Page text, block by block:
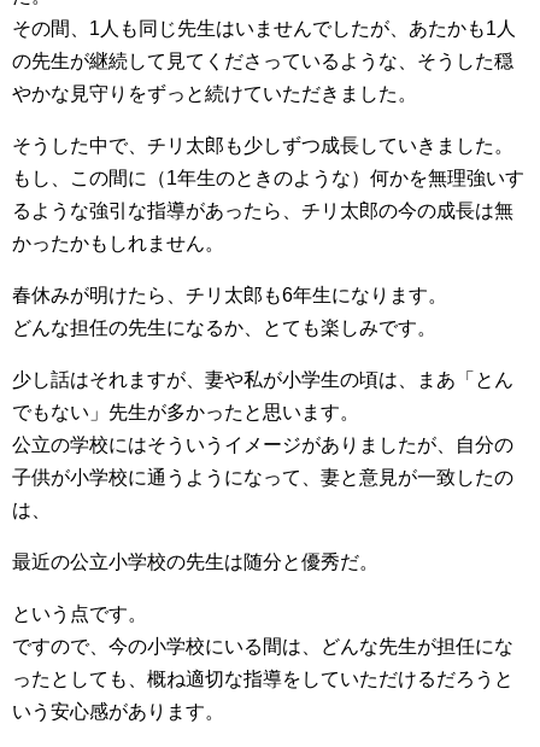
その間、1人も同じ先生はいませんでしたが、あたかも1人
の先生が継続して見てくださっているような、そうした穏
やかな見守りをずっと続けていただきました。
そうした中で、チリ太郎も少しずつ成長していきました。
もし、この間に（1年生のときのような）何かを無理強いす
るような強引な指導があったら、チリ太郎の今の成長は無
かったかもしれません。
春休みが明けたら、チリ太郎も6年生になります。
どんな担任の先生になるか、とても楽しみです。
少し話はそれますが、妻や私が小学生の頃は、まあ「とん
でもない」先生が多かったと思います。
公立の学校にはそういうイメージがありましたが、自分の
子供が小学校に通うようになって、妻と意見が一致したの
は、
最近の公立小学校の先生は随分と優秀だ。
という点です。
ですので、今の小学校にいる間は、どんな先生が担任にな
ったとしても、概ね適切な指導をしていただけるだろうと
いう安心感があります。